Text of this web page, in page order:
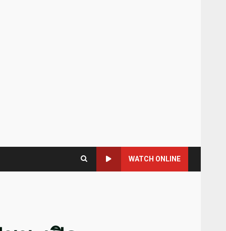
WATCH ONLINE